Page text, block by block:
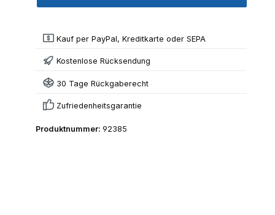
Kauf per PayPal, Kreditkarte oder SEPA
Kostenlose Rücksendung
30 Tage Rückgaberecht
Zufriedenheitsgarantie
Produktnummer: 92385